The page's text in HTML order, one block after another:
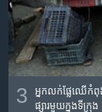
3
អ្នក​លក់​ផ្លែ​ឈើ​កំពុ
ផ្សារ​មួយ​ក្នុង​ទីក្